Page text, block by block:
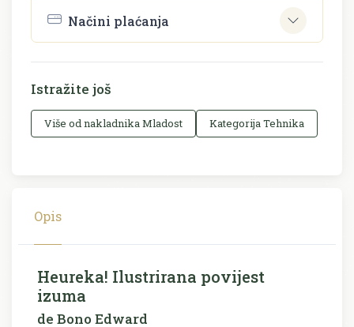
Načini plaćanja
Istražite još
Više od nakladnika Mladost Kategorija Tehnika
Opis
Heureka! Ilustrirana povijest
izuma
de Bono Edward